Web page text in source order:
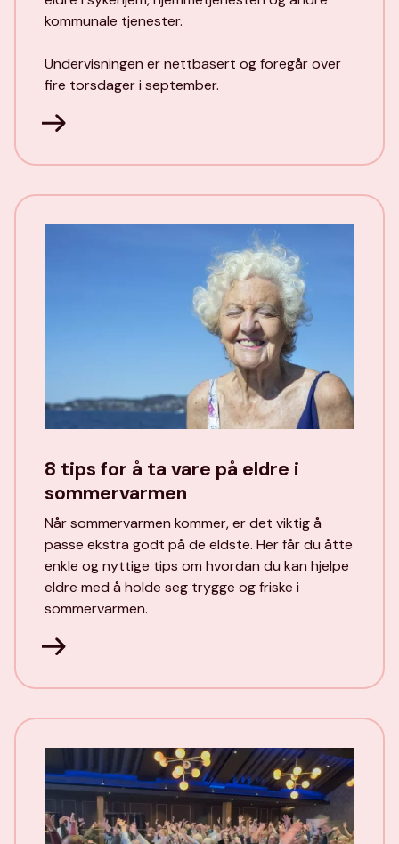
kommunale tjenester.
Undervisningen er nettbasert og foregår over
fire torsdager i september.
8 tips for å ta vare på eldre i
sommervarmen
Når sommervarmen kommer, er det viktig å
passe ekstra godt på de eldste. Her får du åtte
enkle og nyttige tips om hvordan du kan hjelpe
eldre med å holde seg trygge og friske i
sommervarmen.